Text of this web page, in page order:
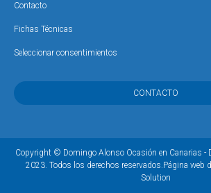
Contacto
Fichas Técnicas
Seleccionar consentimientos
CONTACTO
Copyright © Domingo Alonso Ocasión en Canarias -
2023. Todos los derechos reservados.Página web
Solution